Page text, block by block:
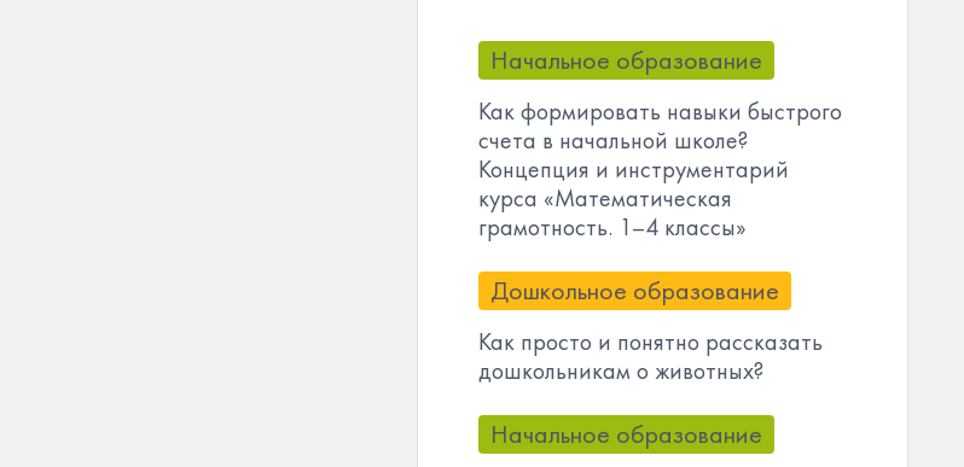
Начальное образование
Как формировать навыки быстрого
счета в начальной школе?
Концепция и инструментарий
курса «Математическая
грамотность. 1–4 классы»
Дошкольное образование
Как просто и понятно рассказать
дошкольникам о животных?
Начальное образование